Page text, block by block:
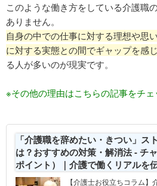
このような働き方をしている介護職
ありません。
自身の中での仕事に対する理想や思
に対する実態との間でギャップを感じ
る人が多いのが現実です。
※その他の理由はこちらの記事をチェ
「介護職を辞めたい・きつい」ス
は？おすすめの対策・解消法 - チ
ポイント）｜介護で働くリアルを
【介護士お役立ちコラム